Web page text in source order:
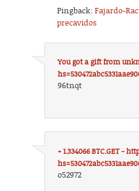
Pingback:Fajardo-
precavidos
You got a gift from
96tnqt
+ 1.334066 BTC.GET -
o52972